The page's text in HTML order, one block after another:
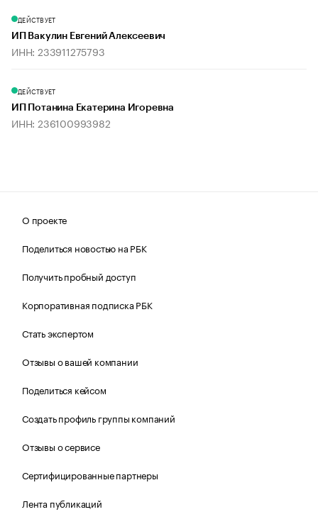
ДЕЙСТВУЕТ
ИП Вакулин Евгений Алексеевич
ИНН: 233911275793
ДЕЙСТВУЕТ
ИП Потанина Екатерина Игоревна
ИНН: 236100993982
О проекте
Поделиться новостью на РБК
Получить пробный доступ
Корпоративная подписка РБК
Стать экспертом
Отзывы о вашей компании
Поделиться кейсом
Создать профиль группы компаний
Отзывы о сервисе
Сертифицированные партнеры
Лента публикаций